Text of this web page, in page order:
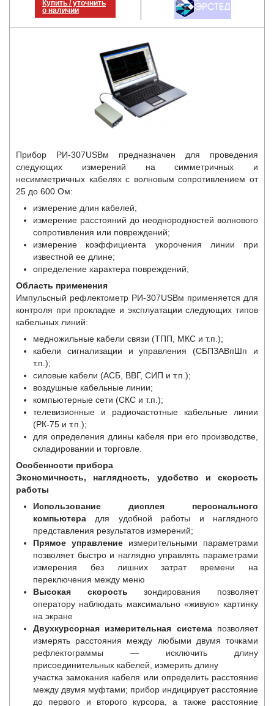
Купить / уточнить
о наличии
Прибор РИ-307USBм предназначен для проведения
следующих измерений на симметричных и
несимметричных кабелях с волновым сопротивлением от
25 до 600 Ом:
измерение длин кабелей;
измерение расстояний до неоднородностей волнового
сопротивления или повреждений;
измерение коэффициента укорочения линии при
известной ее длине;
определение характера повреждений;
Область применения
Импульсный рефлектометр РИ-307USBм применяется для
контроля при прокладке и эксплуатации следующих типов
кабельных линий:
медножильные кабели связи (ТПП, МКС и т.п.);
кабели сигнализации и управления (СБПЗАВпШп и
т.п.);
силовые кабели (АСБ, ВВГ, СИП и т.п.);
воздушные кабельные линии;
компьютерные сети (СКС и т.п.);
телевизионные и радиочастотные кабельные линии
(РК-75 и т.п.);
для определения длины кабеля при его производстве,
складировании и торговле.
Особенности прибора
Экономичность, наглядность, удобство и скорость
работы
Использование дисплея персонального
компьютера для удобной работы и наглядного
представления результатов измерений;
Прямое управление измерительными параметрами
позволяет быстро и наглядно управлять параметрами
измерения без лишних затрат времени на
переключения между меню
Высокая скорость зондирования позволяет
оператору наблюдать максимально «живую» картинку
на экране
Двухкурсорная измерительная системапозволяет
измерять расстояния между любыми двумя точками
рефлектограммы — исключить длину
присоединительных кабелей, измерить длину
участка замокания кабеля или определить расстояние
между двумя муфтами; прибор индицирует расстояние
до первого и второго курсора, а также расстояние